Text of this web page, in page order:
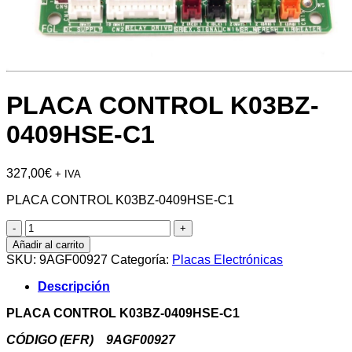
PLACA CONTROL K03BZ-
0409HSE-C1
327,00€ + IVA
PLACA CONTROL K03BZ-0409HSE-C1
PLACA
CONTROL
K03BZ-
0409HSE-
C1
cantidad
Añadir al carrito
SKU: 9AGF00927 Categoría: Placas Electrónicas
Descripción
PLACA CONTROL K03BZ-0409HSE-C1
CÓDIGO (EFR) 9AGF00927